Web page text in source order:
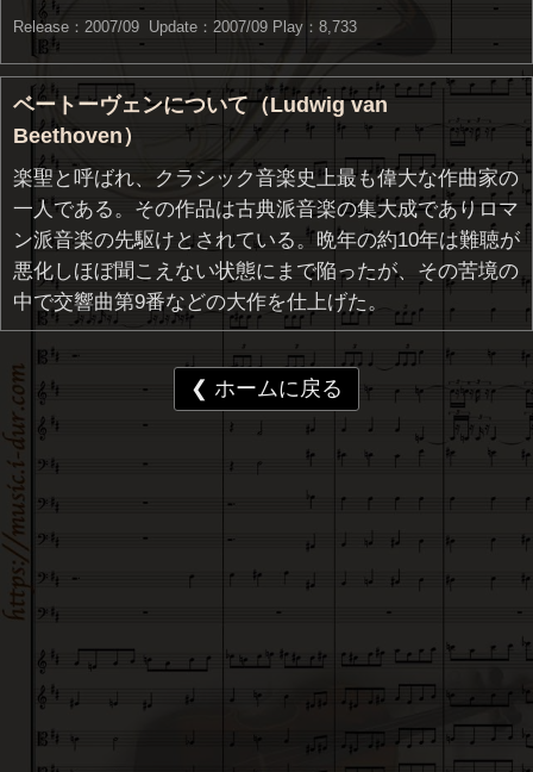
Release：2007/09 Update：2007/09 Play：8,733
ベートーヴェンについて（Ludwig van
Beethoven）
楽聖と呼ばれ、クラシック音楽史上最も偉大な作曲家の
一人である。その作品は古典派音楽の集大成でありロマ
ン派音楽の先駆けとされている。晩年の約10年は難聴が
悪化しほぼ聞こえない状態にまで陥ったが、その苦境の
中で交響曲第9番などの大作を仕上げた。
❮ ホームに戻る